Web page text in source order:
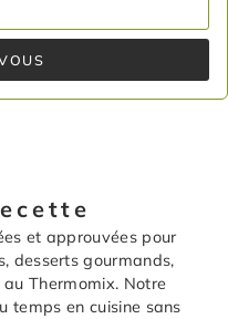
et approuvées pour
desserts gourmands,
Thermomix. Notre
temps en cuisine sans